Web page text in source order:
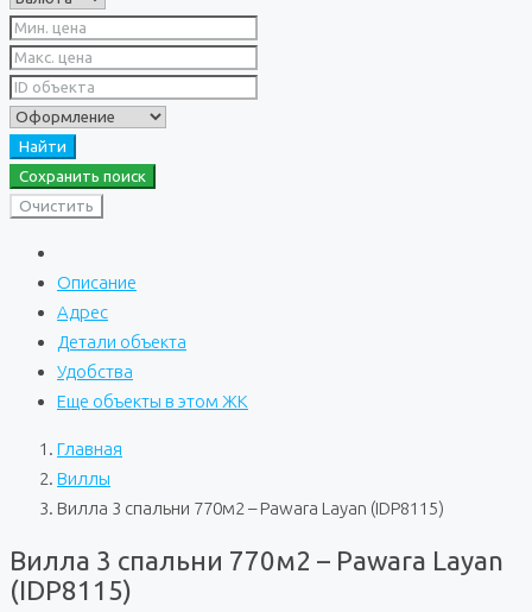
Найти
Сохранить поиск
Очистить
Описание
Адрес
Детали объекта
Удобства
Еще объекты в этом ЖК
Главная
Виллы
Вилла 3 спальни 770м2 – Pawara Layan (IDP8115)
Вилла 3 спальни 770м2 – Pawara Layan
(IDP8115)